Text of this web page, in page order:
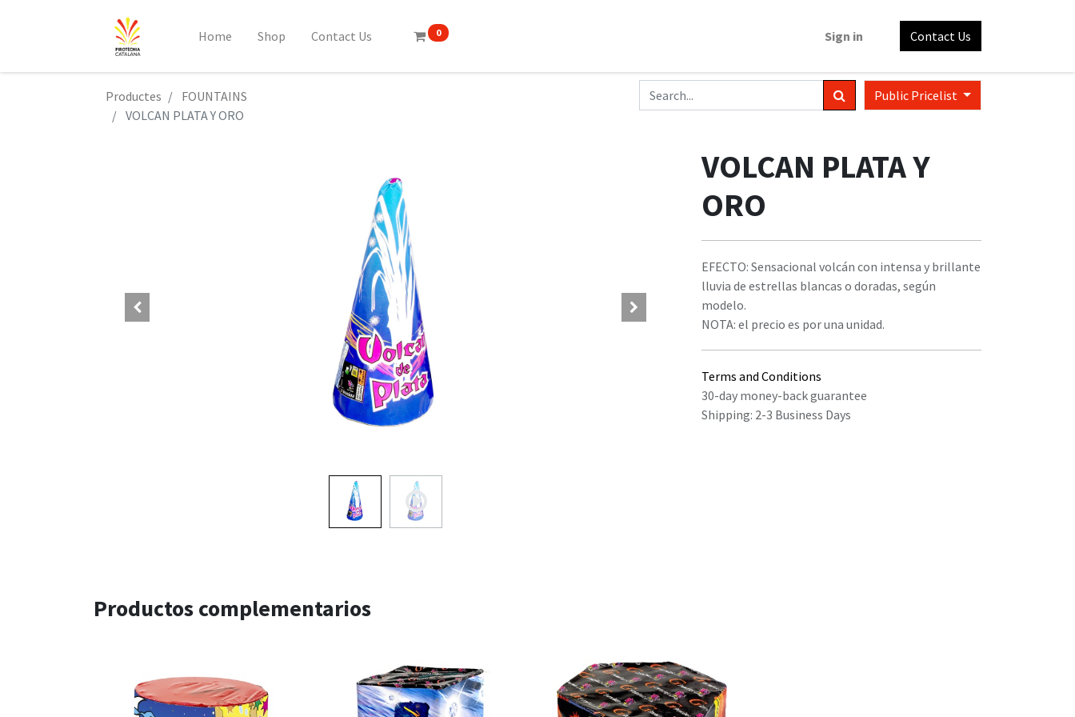
Home Shop Contact Us 0 Sign in Contact Us
Productes
FOUNTAINS
VOLCAN PLATA Y ORO
Public Pricelist
VOLCAN PLATA Y
ORO
EFECTO: Sensacional volcán con intensa y brillante
lluvia de estrellas blancas o doradas, según
modelo.
NOTA: el precio es por una unidad.
Terms and Conditions
30-day money-back guarantee
Shipping: 2-3 Business Days
Productos complementarios